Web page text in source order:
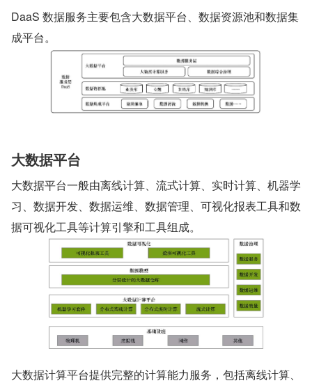
DaaS 数据服务主要包含大数据平台、数据资源池和数据集
成平台。
大数据平台
大数据平台一般由离线计算、流式计算、实时计算、机器学
习、数据开发、数据运维、数据管理、可视化报表工具和数
据可视化工具等计算引擎和工具组成。
大数据计算平台提供完整的计算能力服务，包括离线计算、